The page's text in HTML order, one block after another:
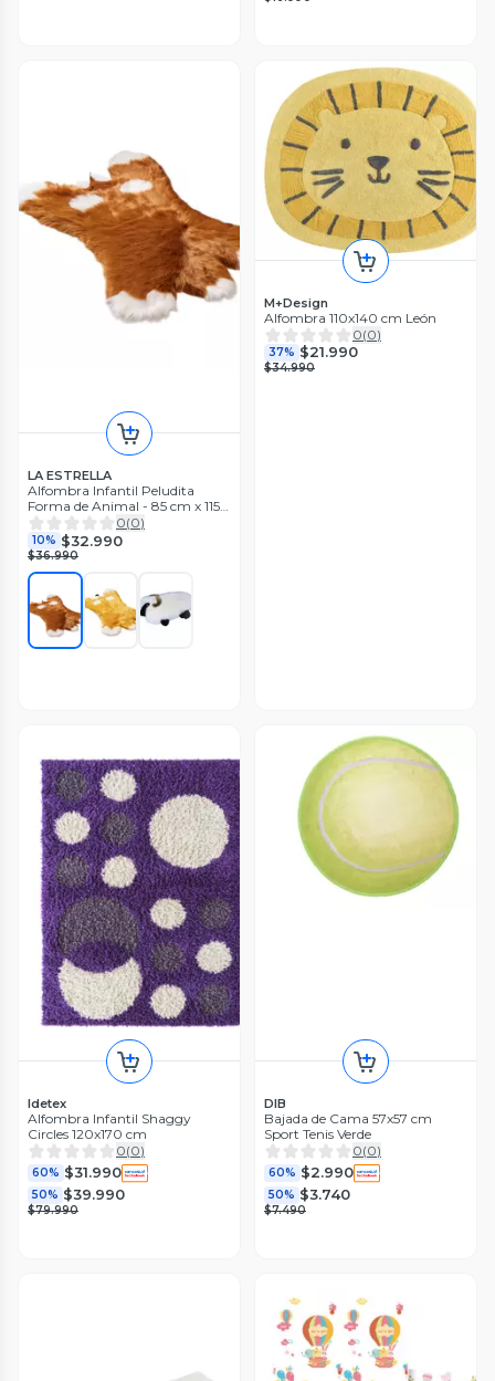
LA ESTRELLA
Alfombra Infantil Peludita
Forma de Animal - 85 cm x 115
cm TF
0(0)
10% $32.990
$36.990
M+Design
Alfombra 110x140 cm León
0(0)
37% $21.990
$34.990
Idetex
Alfombra Infantil Shaggy
Circles 120x170 cm
0(0)
60% $31.990
50% $39.990
$79.990
DIB
Bajada de Cama 57x57 cm
Sport Tenis Verde
0(0)
60% $2.990
50% $3.740
$7.490